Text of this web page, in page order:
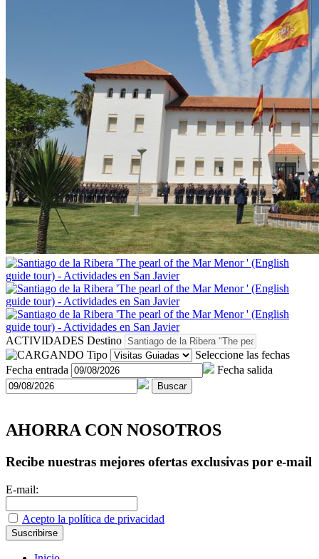
ACTIVIDADES Destino
Tipo
Seleccione las fechas
Fecha entrada
Fecha salida
Buscar
AHORRA CON NOSOTROS
Recibe nuestras mejores ofertas exclusivas por e-mail
E-mail:
Acepto la política de privacidad